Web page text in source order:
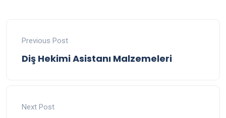
Previous Post
Diş Hekimi Asistanı Malzemeleri
Next Post